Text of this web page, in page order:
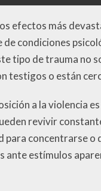
efectos más
condiciones
tipo de trauma no
testigos o están
a la violencia
revivir
para concentrarse
estímulos